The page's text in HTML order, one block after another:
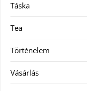
Táska
Tea
Történelem
Vásárlás